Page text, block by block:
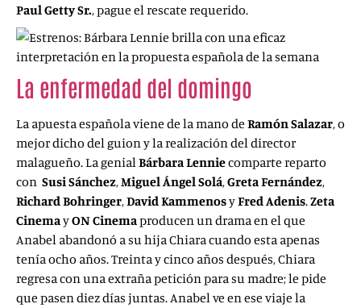
Paul Getty Sr., pague el rescate requerido.
La enfermedad del domingo
La apuesta española viene de la mano de Ramón Salazar, o
mejor dicho del guion y la realización del director
malagueño. La genialBárbara Lenniecomparte reparto
con Susi Sánchez,Miguel Ángel Solá,GretaFernández,
Richard Bohringer,David KammenosyFred Adenis.Zeta
CinemayON Cinemaproducen un drama en el que
Anabel abandonó a su hija Chiara cuando esta apenas
tenía ocho años. Treinta y cinco años después, Chiara
regresa con una extraña petición para su madre; le pide
que pasen diez días juntas. Anabel ve en ese viaje la